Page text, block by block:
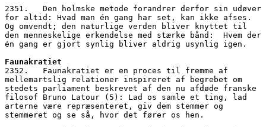
2351.   Den holmske metode forandrer derfor sin udøver
for altid: Hvad man én gang har set, kan ikke afses.
Og omvendt; den naturlige verden bliver knyttet til
den menneskelige erkendelse med stærke bånd:  Hvem der
én gang er gjort synlig bliver aldrig usynlig igen.
Faunakratiet
2352.   Faunakratiet er en proces til fremme af
mellemartslig relationer inspireret af begrebet om
stedets parliament beskrevet af den nu afdøde franske
filosof Bruno Latour (5): Lad os samle et ting, lad
arterne være repræsenteret, giv dem stemmer og
stemmeret og se så, hvor det fører os hen.